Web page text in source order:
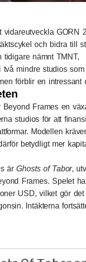
vidareutveckla GORN
och bidra till
tidigare nämnt TMNT,
mindre studios
förblir en intressant
Frames en
studios för att
Modellen
betydligt mer
ärGhosts of Tabor,
Frames. Spelet
USD, vilket gör
Intäkterna